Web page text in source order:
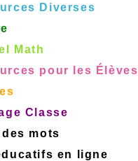
Diverses
Math
pour les Élèves
Classe
mots
en ligne